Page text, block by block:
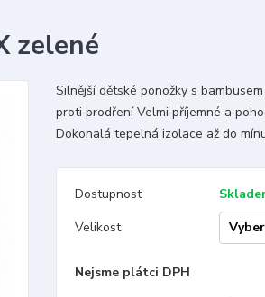
zelené
Silnější dětské ponožky s
proti prodření Velmi příjemné a
Dokonalá tepelná izolace až do
Dostupnost
Velikost
Nejsme plátci DPH